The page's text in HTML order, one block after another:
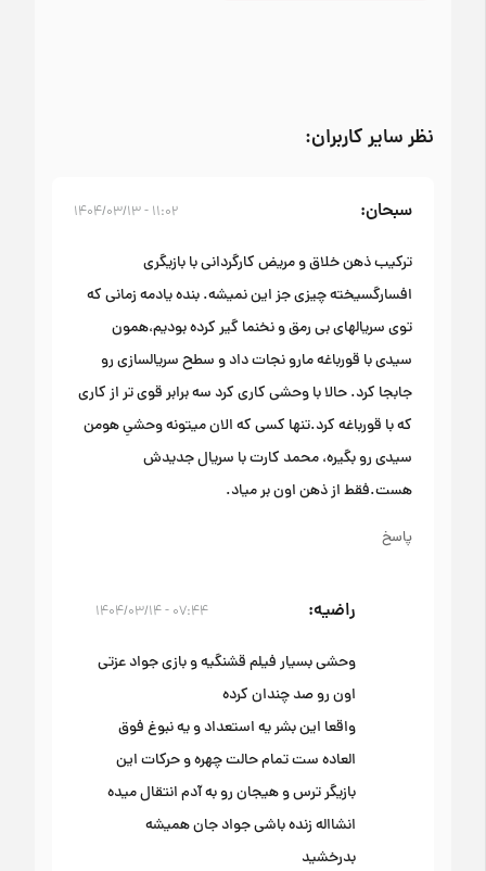
سبحان ۱۱:۰۲ - ۱۴۰۴/۰۳/۱۳
ترکیب ذهن خلاق و مریض کارگردانی با بازیگری
افسارگسیخته چیزی جز این نمیشه. بنده یادمه زمانی که
توی سریالهای بی رمق و نخنما گیر کرده بودیم،همون
سیدی با قورباغه مارو نجات داد و سطح سریالسازی رو
جابجا کرد. حالا با وحشی کاری کرد سه برابر قوی تر از کاری
که با قورباغه کرد.تنها کسی که الان میتونه وحشیِ هومن
سیدی رو بگیره، محمد کارت با سریال جدیدش
هست.فقط از ذهن اون بر میاد.
پاسخ
راضیه ۰۷:۴۴ - ۱۴۰۴/۰۳/۱۴
وحشی بسیار فیلم قشنگیه و بازی جواد عزتی
اون رو صد چندان کرده
واقعا این بشر یه استعداد و یه نبوغ فوق
العاده ست تمام حالت چهره و حرکات این
بازیگر ترس و هیجان رو به آدم انتقال میده
انشااله زنده باشی جواد جان همیشه
بدرخشید